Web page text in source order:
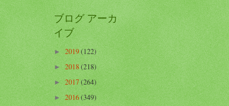
ブログ アーカ
イブ
►2019(122)
► 2018(218)
►2017(264)
►2016(349)